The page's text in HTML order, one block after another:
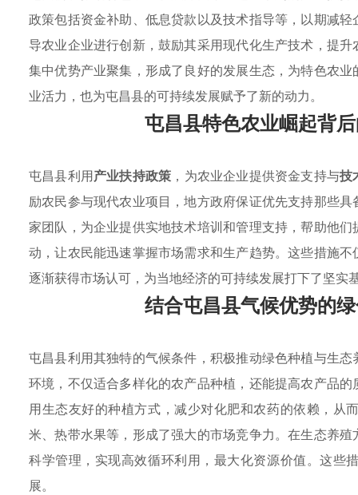
政策包括资金补助、低息贷款以及技术指导等，以期减
导农业企业进行创新，鼓励其采用现代化生产技术，提
集中优势产业聚集，形成了良好的发展生态，为特色农
业活力，也为屯昌县的可持续发展赋予了新的动力。
屯昌县特色农业崛起背
屯昌县利用产业扶持政策 ，为农业企业提供资金支持与技
励农民参与现代农业项目，地方政府保证优先支持那些
家团队，为企业提供实地技术培训和管理支持，帮助他
动，让农民能迅速掌握市场需求和生产趋势。这些措施
逐渐获得市场认可，为当地经济的可持续发展打下了坚实
结合屯昌县气候优势的
屯昌县利用其独特的气候条件，积极推动绿色种植与生
环境，不仅适合多样化的农产品种植，还能提高农产品的
用生态友好的种植方式，减少对化肥和农药的依赖，从
米、热带水果等，形成了强大的市场竞争力。在生态养
科学管理，实现高效循环利用，最大化资源价值。这些
展。